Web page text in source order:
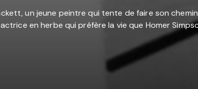
un jeune peintre qui tente de faire son
en herbe qui préfère la vie que Homer